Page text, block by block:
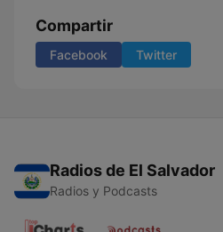
Compartir
Facebook Twitter
Radios de El Salvador
Radios y Podcasts